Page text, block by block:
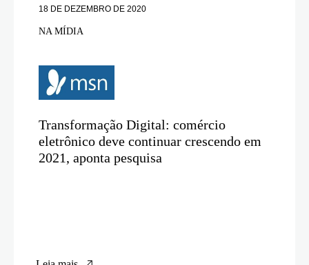
18 DE DEZEMBRO DE 2020
NA MÍDIA
Transformação Digital: comércio
eletrônico deve continuar crescendo em
2021, aponta pesquisa